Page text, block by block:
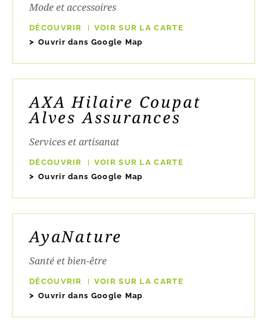
Mode et accessoires
DÉCOUVRIR
VOIR SUR LA CARTE
Ouvrir dans Google Map
AXA Hilaire Coupat
Alves Assurances
Services et artisanat
DÉCOUVRIR
VOIR SUR LA CARTE
Ouvrir dans Google Map
AyaNature
Santé et bien-être
DÉCOUVRIR
VOIR SUR LA CARTE
Ouvrir dans Google Map